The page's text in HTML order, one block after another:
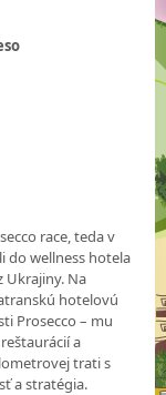
race, teda v
do wellness hotela
Ukrajiny. Na
hotelovú
Prosecco – mu
a
trati s
a stratégia.